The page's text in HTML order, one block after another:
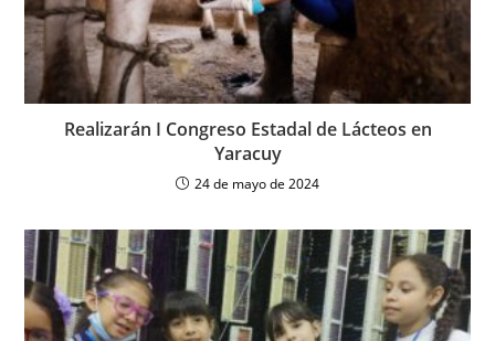
Realizarán I Congreso Estadal de Lácteos en
Yaracuy
24 de mayo de 2024